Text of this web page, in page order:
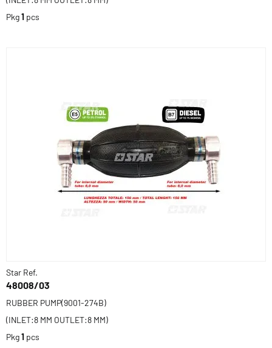
Pkg1 pcs
Star Ref.
48008/03
RUBBER PUMP(9001-274B)
(INLET:8 MM OUTLET:8 MM)
Pkg1 pcs